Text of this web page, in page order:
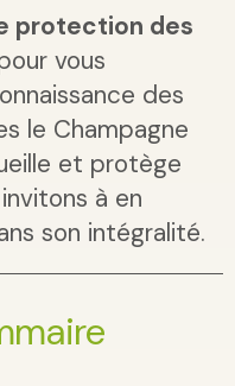
protection des
vous
des
le Champagne
et protège
à en
son intégralité.